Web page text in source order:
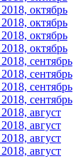
октябрь
октябрь
октябрь
октябрь
сентябрь
сентябрь
сентябрь
сентябрь
август
август
август
август